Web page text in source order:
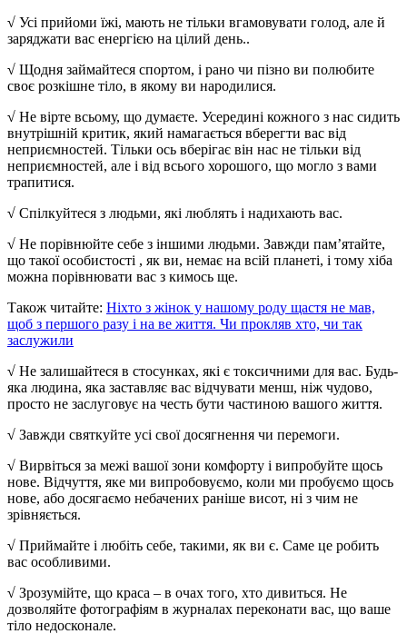
√ Усі прийоми їжі, мають не тільки вгамовувати голод, але й
заряджати вас енергією на цілий день..
√ Щодня займайтеся спортом, і рано чи пізно ви полюбите
своє розкішне тіло, в якому ви народилися.
√ Не вірте всьому, що думаєте. Усередині кожного з нас сидить
внутрішній критик, який намагається вберегти вас від
неприємностей. Тільки ось вберігає він нас не тільки від
неприємностей, але і від всього хорошого, що могло з вами
трапитися.
√ Спілкуйтеся з людьми, які люблять і надихають вас.
√ Не порівнюйте себе з іншими людьми. Завжди пам’ятайте,
що такої особистості , як ви, немає на всій планеті, і тому хіба
можна порівнювати вас з кимось ще.
Також читайте: Ніхто з жінок у нашому роду щастя не мав,
щоб з першого разу і на ве життя. Чи прокляв хто, чи так
заслужили
√ Не залишайтеся в стосунках, які є токсичними для вас. Будь-
яка людина, яка заставляє вас відчувати менш, ніж чудово,
просто не заслуговує на честь бути частиною вашого життя.
√ Завжди святкуйте усі свої досягнення чи перемоги.
√ Вирвіться за межі вашої зони комфорту і випробуйте щось
нове. Відчуття, яке ми випробовуємо, коли ми пробуємо щось
нове, або досягаємо небачених раніше висот, ні з чим не
зрівняється.
√ Приймайте і любіть себе, такими, як ви є. Саме це робить
вас особливими.
√ Зрозумійте, що краса – в очах того, хто дивиться. Не
дозволяйте фотографіям в журналах переконати вас, що ваше
тіло недосконале.